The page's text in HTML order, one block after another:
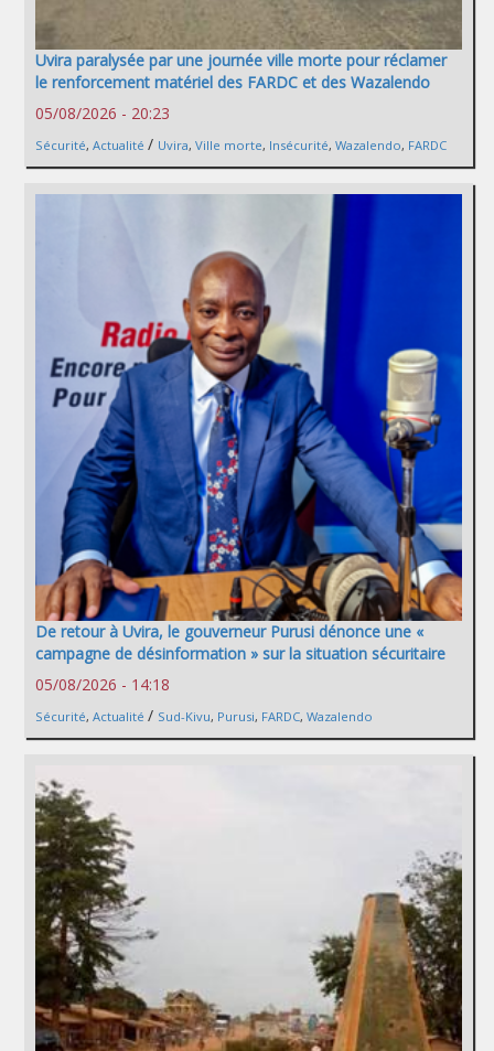
Uvira paralysée par une journée ville morte pour réclamer
le renforcement matériel des FARDC et des Wazalendo
05/08/2026 - 20:23
Sécurité, Actualité / Uvira, Ville morte, Insécurité, Wazalendo, FARDC
De retour à Uvira, le gouverneur Purusi dénonce une «
campagne de désinformation » sur la situation sécuritaire
05/08/2026 - 14:18
Sécurité, Actualité / Sud-Kivu, Purusi, FARDC, Wazalendo